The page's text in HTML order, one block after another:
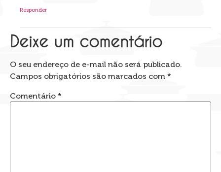
Responder
Deixe um comentário
O seu endereço de e-mail não será publicado.
Campos obrigatórios são marcados com *
Comentário *